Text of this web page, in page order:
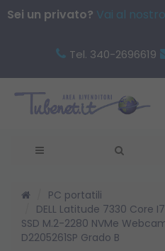
Sei un privato? Vai al
Tel. 340-2696619
PC portatili
DELL Latitude 7330 Core
SSD M.2-2280 NVMe
D2205261SP Grado B